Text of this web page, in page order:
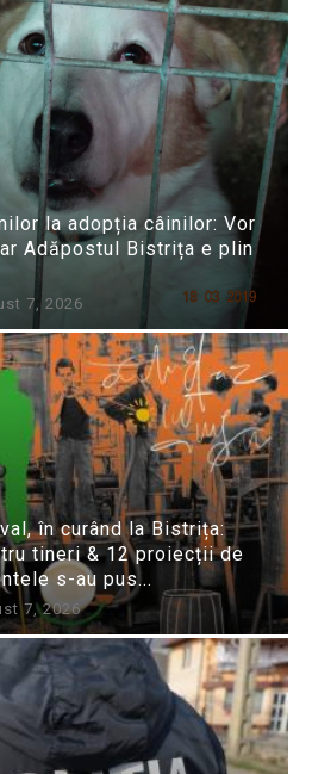
la adopția câinilor: Vor
Adăpostul Bistrița e plin
7, 2026
în curând la Bistrița:
tineri & 12 proiecții de
s-au pus...
7, 2026